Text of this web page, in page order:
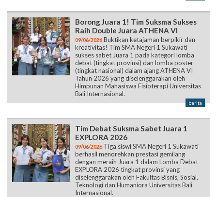
Borong Juara 1! Tim Suksma Sukses
Raih Double Juara ATHENA VI
09/06/2026 Buktikan ketajaman berpikir dan
kreativitas! Tim SMA Negeri 1 Sukawati
sukses sabet Juara 1 pada kategori lomba
debat (tingkat provinsi) dan lomba poster
(tingkat nasional) dalam ajang ATHENA VI
Tahun 2026 yang diselenggarakan oleh
Himpunan Mahasiswa Fisioterapi Universitas
Bali Internasional.
berita
Tim Debat Suksma Sabet Juara 1
EXPLORA 2026
09/06/2026 Tiga siswi SMA Negeri 1 Sukawati
berhasil menorehkan prestasi gemilang
dengan meraih Juara 1 dalam Lomba Debat
EXPLORA 2026 tingkat provinsi yang
diselenggarakan oleh Fakultas Bisnis, Sosial,
Teknologi dan Humaniora Universitas Bali
Internasional.